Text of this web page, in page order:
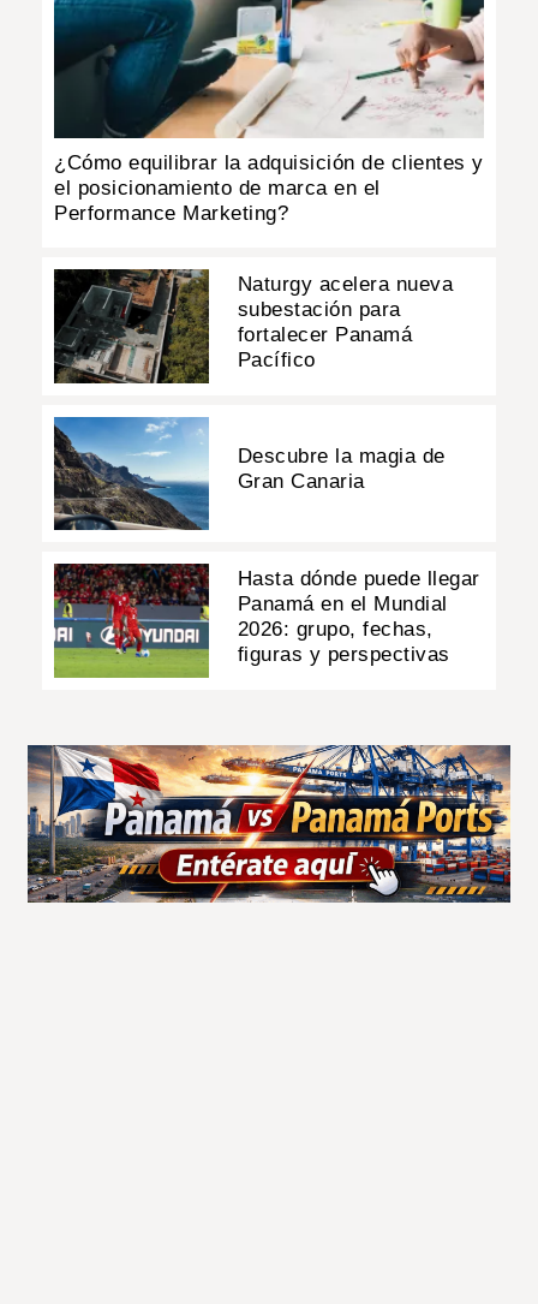
¿Cómo equilibrar la adquisición de clientes y
el posicionamiento de marca en el
Performance Marketing?
Naturgy acelera nueva
subestación para
fortalecer Panamá
Pacífico
Descubre la magia de
Gran Canaria
Hasta dónde puede llegar
Panamá en el Mundial
2026: grupo, fechas,
figuras y perspectivas